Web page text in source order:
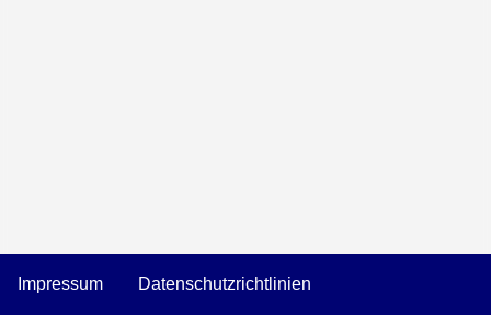
Impressum Datenschutzrichtlinien